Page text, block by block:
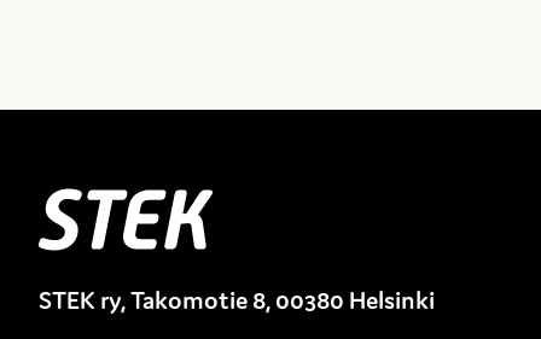
Stek
STEK ry, Takomotie 8, 00380 Helsinki